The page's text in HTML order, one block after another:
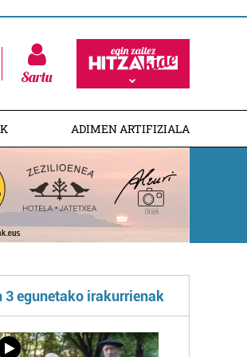
Sartu
ADIMEN ARTIFIZIALA
3 egunetako irakurrienak